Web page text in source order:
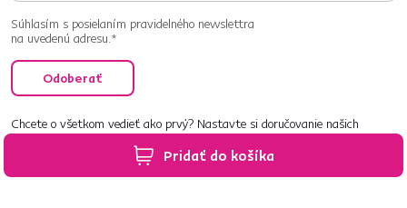
Pridať do košíka
Súhlasím s posielaním pravidelného newslettra
na uvedenú adresu.*
Odoberať
Chcete o všetkom vedieť ako prvý? Nastavte si doručovanie našich
e‑mailov tak, aby vám nič neušlo.